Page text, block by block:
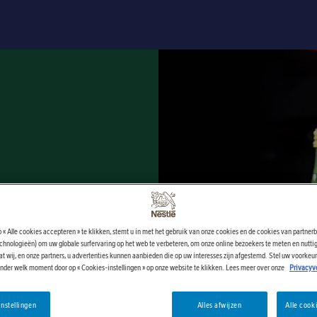
de lichte
« Alle cookies accepteren » te klikken, stemt u in met het gebruik van onze cookies en de cookies van
om uw globale surfervaring op het web te verbeteren, om onze online bezoekers te meten en
wij, en onze partners, u advertenties kunnen aanbieden die op uw interesses zijn afgestemd. Stel uw
welk moment door op « Cookies-instellingen » op onze website te klikken. Lees meer over onze
Alles afwijzen Alle